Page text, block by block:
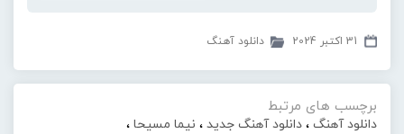
31 اکتبر 2024 دانلود آهنگ
برچسب های مرتبط
دانلود آهنگ ، دانلود آهنگ جدید ، نیما مسیحا ،